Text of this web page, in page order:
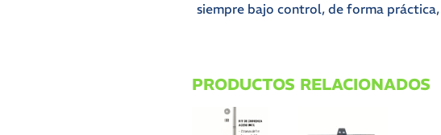
siempre bajo control, de forma
PRODUCTOS RELACIONADOS